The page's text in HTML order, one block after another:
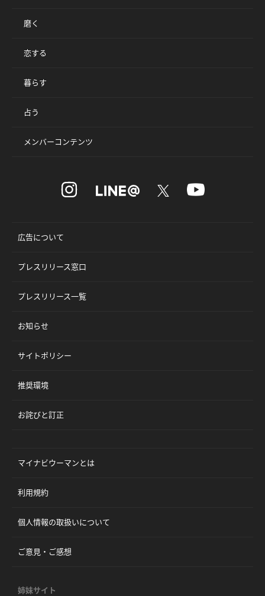
磨く
恋する
暮らす
占う
メンバーコンテンツ
広告について
プレスリリース窓口
プレスリリース一覧
お知らせ
サイトポリシー
推奨環境
お詫びと訂正
マイナビウーマンとは
利用規約
個人情報の取扱いについて
ご意見・ご感想
姉妹サイト